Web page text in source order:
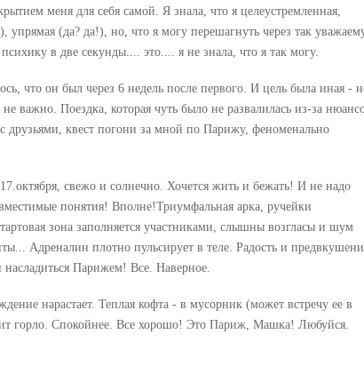
меня для себя самой. Я знала, что я целеустремленная,
упрямая (да? да!), но, что я могу перешагнуть через так
в две секунды.... это.... я не знала, что я так могу.
что он был через 6 недель после первого. И цель была иная -
важно. Поездка, которая чуть было не развалилась из-за
друзьями, квест погони за мной по Парижу, феноменально
свежо и солнечно. Хочется жить и бежать! И не надо
понятия! Вполне!Триумфальная арка, ручейки
зона заполняется участниками, слышны возгласы и шум
Адреналин плотно пульсирует в теле. Радость и
Парижем! Все. Наверное.
нарастает. Теплая кофта - в мусорник (может встречу ее в
горло. Спокойнее. Все хорошо! Это Париж, Машка! Любуйся.